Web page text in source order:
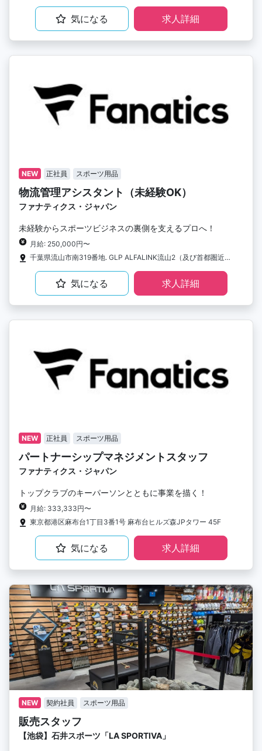
気になる 求人詳細
NEW 正社員 スポーツ用品
物流管理アシスタント（未経験OK）
ファナティクス・ジャパン
未経験からスポーツビジネスの裏側を支えるプロへ！
月給: 250,000円〜
千葉県流山市南319番地. GLP ALFALINK流山2（及び首都圏近郊の物流センター）
気になる 求人詳細
NEW 正社員 スポーツ用品
パートナーシップマネジメントスタッフ
ファナティクス・ジャパン
トップクラブのキーパーソンとともに事業を描く！
月給: 333,333円〜
東京都港区麻布台1丁目3番1号 麻布台ヒルズ森JPタワー 45F
気になる 求人詳細
NEW 契約社員 スポーツ用品
販売スタッフ
【池袋】石井スポーツ「LA SPORTIVA」